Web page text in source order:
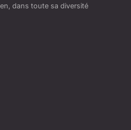
dans toute sa diversité